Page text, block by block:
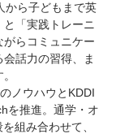
から子どもまで英
「実践トレーニ
らコミュニケー
話力の習得、ま
ノウハウとKDDI
を推進。通学・オ
組み合わせて、